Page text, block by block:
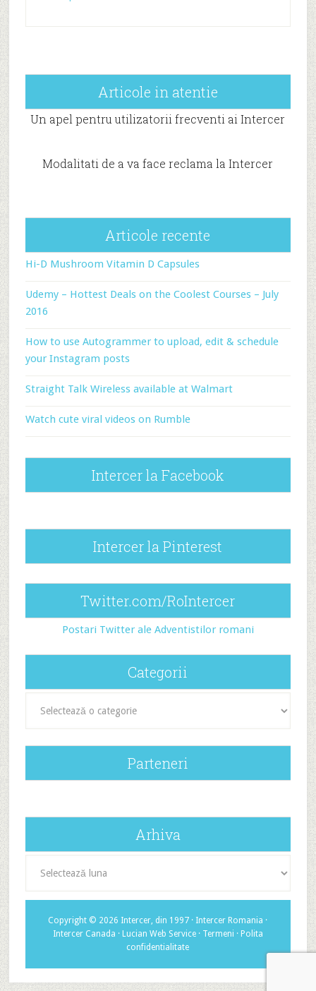
Articole in atentie
Un apel pentru utilizatorii frecventi ai Intercer
Modalitati de a va face reclama la Intercer
Articole recente
Hi-D Mushroom Vitamin D Capsules
Udemy – Hottest Deals on the Coolest Courses – July
2016
How to use Autogrammer to upload, edit & schedule
your Instagram posts
Straight Talk Wireless available at Walmart
Watch cute viral videos on Rumble
Intercer la Facebook
Intercer la Pinterest
Twitter.com/RoIntercer
Postari Twitter ale Adventistilor romani
Categorii
Parteneri
Arhiva
Copyright © 2026 Intercer, din 1997 · Intercer Romania ·
Intercer Canada · Lucian Web Service· Termeni · Polita
confidentialitate